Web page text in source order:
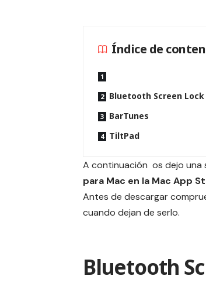
Índice de
Bluetooth Screen Lock
BarTunes
TiltPad
A continuación os dejo una
para Mac en la Mac App
Antes de descargar
cuando dejan de serlo.
Bluetooth